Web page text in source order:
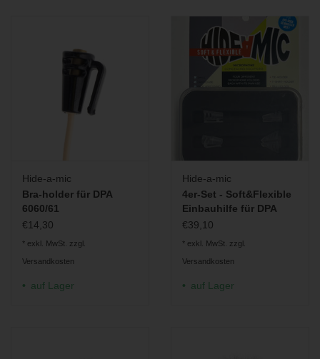
ist für Miniaturmikrofone mit einem
Durchmesser
6060, 6061, 6066
B6, H6
MKE 1, SL Headmic
COS-11
Hide-a-mic
Bra-holder für DPA
6060/61
€14,30
* exkl. MwSt. zzgl.
Versandkosten
auf Lager
Hide-a-mic
4er-Set - Soft&Flexible
Einbauhilfe für DPA
6060/6061 und
€39,10
* exkl. MwSt. zzgl.
Versandkosten
auf Lager